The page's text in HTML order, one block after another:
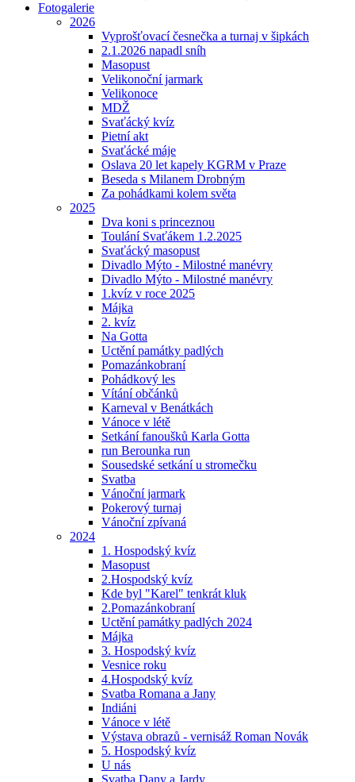
Fotogalerie
2026
Vyprošťovací česnečka a turnaj v šipkách
2.1.2026 napadl sníh
Masopust
Velikonoční jarmark
Velikonoce
MDŽ
Svaťácký kvíz
Pietní akt
Svaťácké máje
Oslava 20 let kapely KGRM v Praze
Beseda s Milanem Drobným
Za pohádkami kolem světa
2025
Dva koni s princeznou
Toulání Svaťákem 1.2.2025
Svaťácký masopust
Divadlo Mýto - Milostné manévry
Divadlo Mýto - Milostné manévry
1.kvíz v roce 2025
Májka
2. kvíz
Na Gotta
Uctění památky padlých
Pomazánkobraní
Pohádkový les
Vítání občánků
Karneval v Benátkách
Vánoce v létě
Setkání fanoušků Karla Gotta
run Berounka run
Sousedské setkání u stromečku
Svatba
Vánoční jarmark
Pokerový turnaj
Vánoční zpívaná
2024
1. Hospodský kvíz
Masopust
2.Hospodský kvíz
Kde byl "Karel" tenkrát kluk
2.Pomazánkobraní
Uctění památky padlých 2024
Májka
3. Hospodský kvíz
Vesnice roku
4.Hospodský kvíz
Svatba Romana a Jany
Indiáni
Vánoce v létě
Výstava obrazů - vernisáž Roman Novák
5. Hospodský kvíz
U nás
Svatba Dany a Jardy